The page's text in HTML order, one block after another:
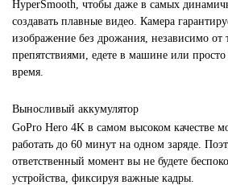
HyperSmooth, чтобы даже в самых
создавать плавные видео. Камера
изображение без дрожания, независимо от
препятствиями, едете в машине или
время.
Выносливый аккумулятор
GoPro Hero 4K в самом высоком качестве
работать до 60 минут на одном заряде.
ответственный момент вы не будете
устройства, фиксируя важные кадры.